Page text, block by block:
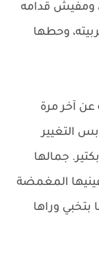
ومفيش قدامه
وحطها
آخر مرة
التغيير
جمالها
المغمضة
بتخبي وراها